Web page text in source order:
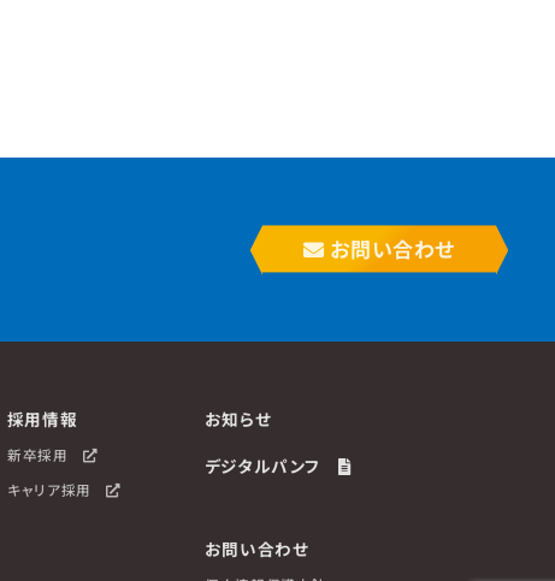
お問い合わせ
採用情報
新卒採用
キャリア採用
お知らせ
デジタルパンフ
お問い合わせ